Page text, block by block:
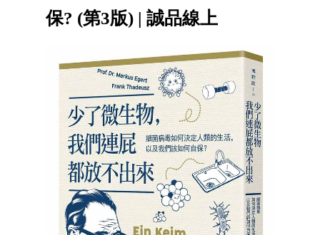
保? (第3版) | 誠品線上